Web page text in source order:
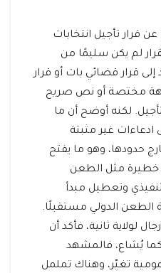
قرار تأجيل انتخابات
لم يكن سليمًا من
إلى قرار قضائي بات أو قرار
مختصة أو نص صريح
لكنه أوضح أن ما
غير مثبتة
حدودها، وهو ما يفتح
خطيرة مثل الطعن
وتعطيل مبدأ
الطعن الدولي مستقبلًا.
لولاية ثانية، فأكد أن
يُشاع، فالمشهد
تغيّر، وهناك تململ